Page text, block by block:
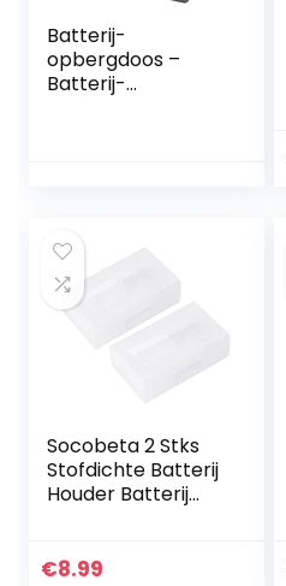
Batterij-
opbergdoos –
Batterij-
Socobeta 2 Stks
Stofdichte Batterij
Houder Batterij
Voor 2 *
€8.99